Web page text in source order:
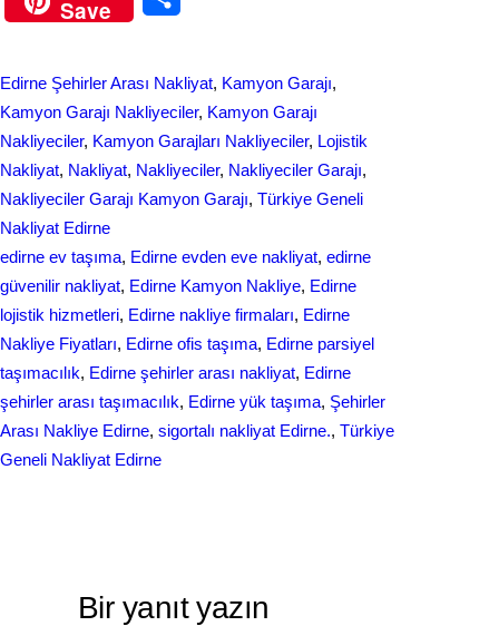
c
o
o
k
n
d
I
n
Save
r
e
Edirne Şehirler Arası Nakliyat, Kamyon Garajı
Kamyon Garajı Nakliyeciler, Kamyon Garajı
Nakliyeciler, Kamyon Garajları Nakliyeciler, Lojistik
Nakliyat, Nakliyat, Nakliyeciler, Nakliyeciler Garajı
Nakliyeciler Garajı Kamyon Garajı, Türkiye Geneli
Nakliyat Edirne
edirne ev taşıma, Edirne evden eve nakliyat, edirne
güvenilir nakliyat, Edirne Kamyon Nakliye, Edirne
lojistik hizmetleri, Edirne nakliye firmaları, Edirne
Nakliye Fiyatları, Edirne ofis taşıma, Edirne parsiyel
taşımacılık, Edirne şehirler arası nakliyat, Edirne
şehirler arası taşımacılık, Edirne yük taşıma, Şehirler
Arası Nakliye Edirne, sigortalı nakliyat Edirne., Türkiye
Geneli Nakliyat Edirne
Bir yanıt yazın